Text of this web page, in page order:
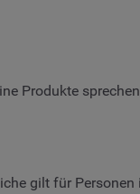
Produkte
gilt für